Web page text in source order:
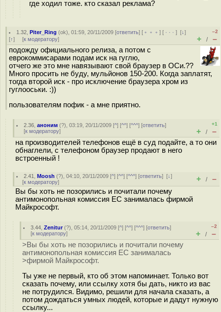
где ходил тоже. кто сказал реклама?
1.32 ,Piter_Ring (ok), 01:59, 20/11/2009 [ответить] [ ﹢﹢﹢] [ · · ·][↓]
[↑] [к модератору]
–2
+ / –
подожду официального релиза, а потом с
еврокоммисарами подам иск на гуглю,
отчего же это мне навязывают свой браузер в ОСи.??
Много просить не буду, мульйонов 150-200. Когда заплатят,
тогда второй иск - про исключение браузера хром из
гуглооськи. :))
пользователям пофик - а мне приятно.
2.36 ,аноним (?), 03:19, 20/11/2009 [^] [^^] [^^^] [ответить]
[к модератору]
+1
+ / –
на производителей телефонов ещё в суд подайте, а то они
обнаглели, с телефоном браузер продают в него
встроенный !
2.41 ,Moosh (?), 04:10, 20/11/2009 [^] [^^] [^^^] [ответить][↓]
[к модератору] + / –
Вы бы хоть не позорились и почитали почему
антимонопольная комиссия ЕС занималась фирмой
Майкрософт.
3.44 ,Zenitur(?), 05:14, 20/11/2009 [^] [^^] [^^^] [ответить]
[к модератору]
–2
+ / –
>Вы бы хоть не позорились и почитали почему
антимонопольная комиссия ЕС занималась
>фирмой Майкрософт.
Ты уже не первый, кто об этом напоминает. Только вот
сказать почему, или ссылку хотя бы дать, никто из вас
не потрудился. Видимо, решили для начала сказать, а
потом дождаться умных людей, которые и дадут нужную
ссылку...